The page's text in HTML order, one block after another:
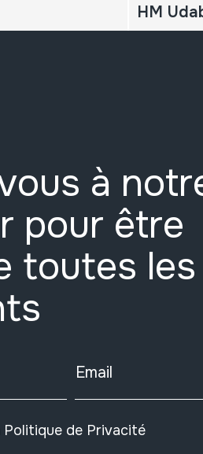
à
pour être
toutes les
Email
Politique de Privacité